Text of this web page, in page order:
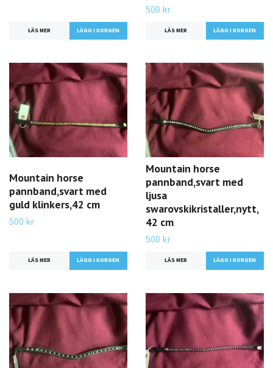
LÄS MER
500 kr
LÄS MER
Mountain horse
pannband,svart med
guld klinkers,42 cm
500 kr
LÄS MER
Mountain horse
pannband,svart med
ljusa
swarovskikristaller,nytt,
42 cm
500 kr
LÄS MER